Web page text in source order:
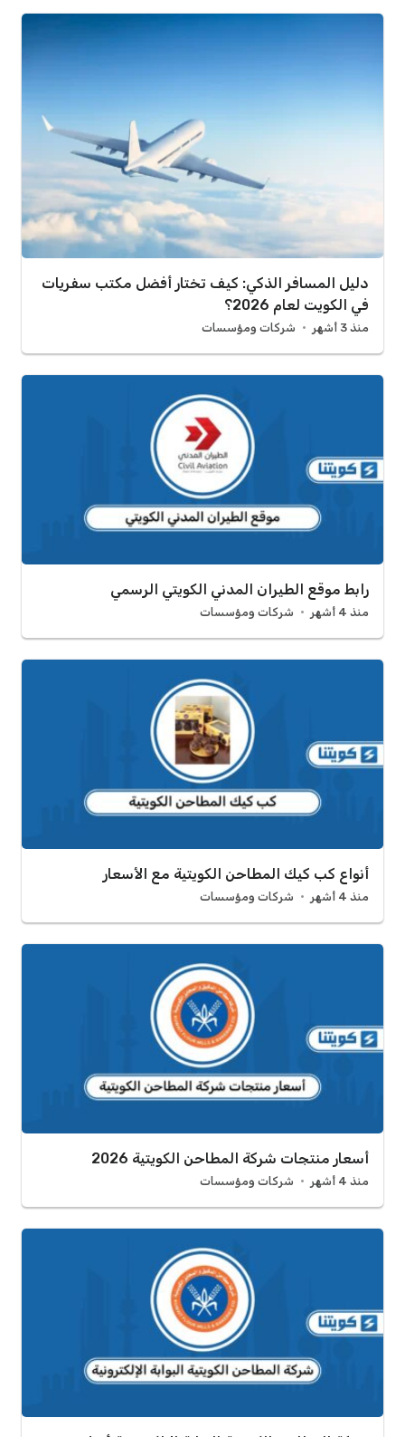
دليل المسافر الذكي: كيف تختار أفضل مكتب سفريات
في الكويت لعام 2026؟
منذ 3 أشهر شركات ومؤسسات
رابط موقع الطيران المدني الكويتي الرسمي
منذ 4 أشهر شركات ومؤسسات
أنواع كب كيك المطاحن الكويتية مع الأسعار
منذ 4 أشهر شركات ومؤسسات
أسعار منتجات شركة المطاحن الكويتية 2026
منذ 4 أشهر شركات ومؤسسات